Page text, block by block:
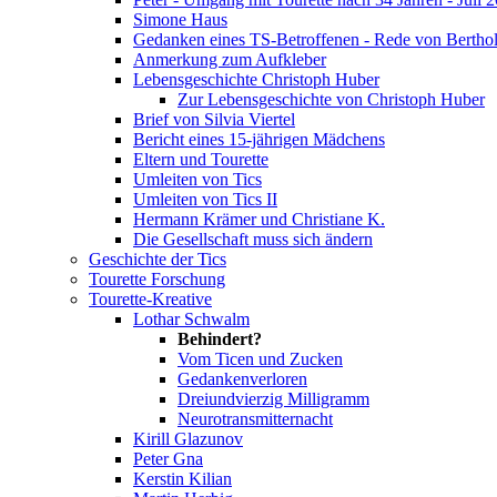
Simone Haus
Gedanken eines TS-Betroffenen - Rede von
Anmerkung zum Aufkleber
Lebensgeschichte Christoph Huber
Zur Lebensgeschichte von Christoph Huber
Brief von Silvia Viertel
Bericht eines 15-jährigen Mädchens
Eltern und Tourette
Umleiten von Tics
Umleiten von Tics II
Hermann Krämer und Christiane K.
Die Gesellschaft muss sich ändern
Geschichte der Tics
Tourette Forschung
Tourette-Kreative
Lothar Schwalm
Behindert?
Vom Ticen und Zucken
Gedankenverloren
Dreiundvierzig Milligramm
Neurotransmitternacht
Kirill Glazunov
Peter Gna
Kerstin Kilian